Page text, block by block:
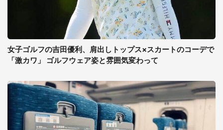
女子ゴルフの吉田優利、肩出しトップス×スカートのコーデで
「激カワ」 ゴルフウェア姿と雰囲気変わって